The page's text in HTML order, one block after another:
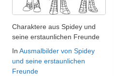
Charaktere aus Spidey und
seine erstaunlichen Freunde
In Ausmalbilder von Spidey
und seine erstaunlichen
Freunde